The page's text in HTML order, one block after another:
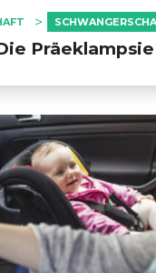
Präeklampsie